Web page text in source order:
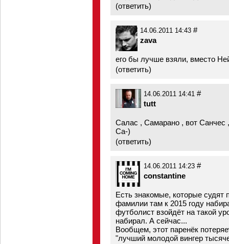
(ответить)
14.06.2011 14:43 #
zava
его бы лучше взяли, вместо
(ответить)
14.06.2011 14:41 #
tutt
Салас , Самарано , вот Санчес
Са-)
(ответить)
14.06.2011 14:23 #
constantine
Есть знакомые, которые
фамилии там к 2015 году
футболист взойдёт на такой
набирал. А сейчас...
Вообщем, этот паренёк
"лучший молодой вингер